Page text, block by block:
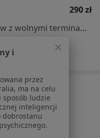
290 zł
Brak dostępnych specjalistów z wolnymi terminami w tym centrum medycznym.
i
przez
ma na celu
sposób ludzie
inteligencji
dobrostanu